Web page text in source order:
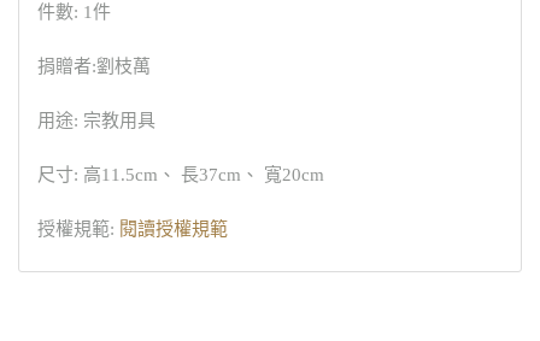
件數: 1件
捐贈者:劉枝萬
用途: 宗教用具
尺寸: 高11.5cm、 長37cm、 寬20cm
授權規範: 閱讀授權規範